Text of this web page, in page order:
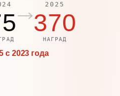
2025
370
НАГРАД
с 2023 года